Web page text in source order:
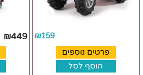
₪159
פרטים נוספים
הוסף לסל
₪449